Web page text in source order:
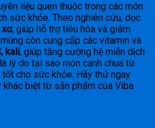
liệu quen thuộc trong các món
sức khỏe. Theo nghiên cứu, dọc
xơ, giúp hỗ trợ tiêu hóa và giảm
còn cung cấp các vitamin và
kali, giúp tăng cường hệ miễn dịch
lý do tại sao món canh chua từ
cho sức khỏe. Hãy thử ngay
biệt từ sản phẩm của Viba